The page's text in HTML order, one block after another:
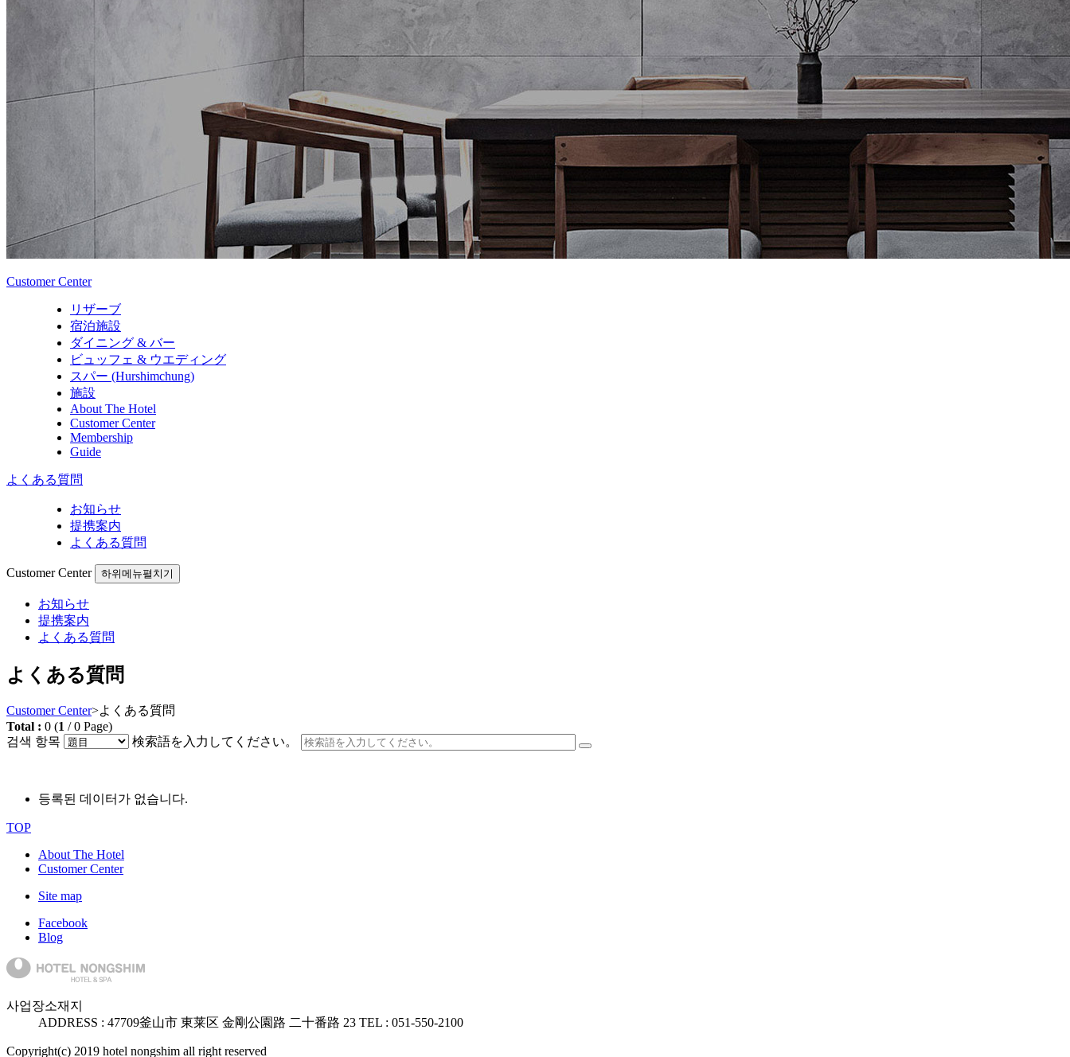
Customer Center
リザーブ
宿泊施設
ダイニング & バー
ビュッフェ & ウエディング
スパー (Hurshimchung)
施設
About The Hotel
Customer Center
Membership
Guide
よくある質問
お知らせ
提携案内
よくある質問
Customer Center 하위메뉴펼치기
お知らせ
提携案内
よくある質問
よくある質問
Customer Center>よくある質問
Total : 0 (1 /0 Page)
검색 항목
検索語を入力してください。
등록된 데이터가 없습니다.
TOP
About The Hotel
Customer Center
Site map
Facebook
Blog
사업장소재지
ADDRESS : 47709釜山市 東莱区 金剛公園路 二十番路 23 TEL : 051-550-2100
Copyright(c) 2019 hotel nongshim all right reserved